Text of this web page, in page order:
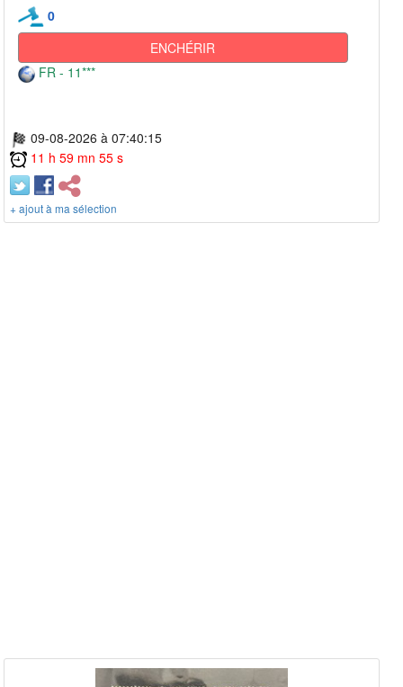
0
ENCHÉRIR
FR - 11***
09-08-2026 à 07:40:15
11 h 59 mn 55 s
+ ajout à ma sélection